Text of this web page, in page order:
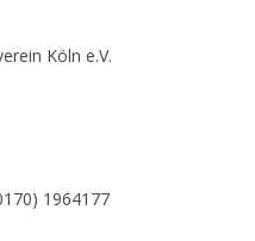
Köln e.V.
1964177